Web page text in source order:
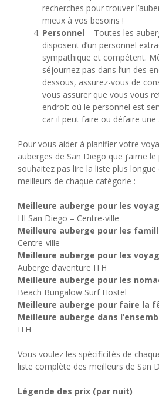
recherches pour trouver
mieux à vos besoins !
Personnel – Toutes les
disposent d’un personnel
sympathique et compétent.
séjournez pas dans l’un des
dessous, assurez-vous de
vous assurer que vous vous
endroit où le personnel est
car il peut faire ou défaire une
Pour vous aider à planifier votre
auberges de San Diego que j’aime le
souhaitez pas lire la liste plus
meilleurs de chaque catégorie :
Meilleure auberge pour les
HI San Diego – Centre-ville
Meilleure auberge pour les
Centre-ville
Meilleure auberge pour les
Auberge d’aventure ITH
Meilleure auberge pour les
Beach Bungalow Surf Hostel
Meilleure auberge pour faire la
Meilleure auberge dans
ITH
Vous voulez les spécificités de
liste complète des meilleurs de San
Légende des prix (par nuit)